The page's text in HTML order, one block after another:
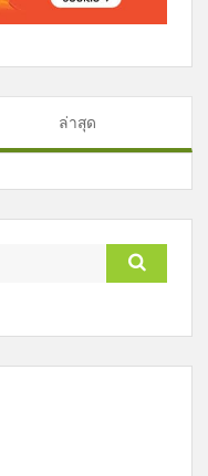
ล่าสุด